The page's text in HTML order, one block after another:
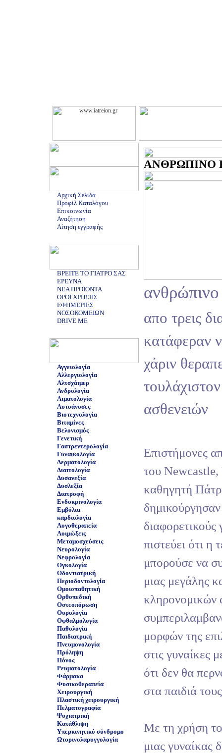
Αρχική Σελίδα
Προφίλ Καταλόγου
Επικοινωνία
Αναζήτηση
Αίτηση εγγραφής
ΒΡΕΙΤΕ ΤΟ ΓΙΑΤΡΟ ΣΑΣ
ΕΡΕΥΝΑ
ΝΕΑ ΠΡΟΪΟΝΤΑ
ΟΡΟΙ ΧΡΗΣΗΣ
ΕΦΗΜΕΡΙΕΣ
ΝΟΣΟΚΟΜΕΙΩΝ
DRIVE ME
Αγγειολογία
Αλλεργιολογία
Αλτσχάιμερ
Ανδρολογία
Αιματολογία
Αυτοάνοσες
Βιοτεχνολογία
Βιταμίνες
Βελονισμός
Γενετική
Γαστρεντερολογία
Γυναικολογία
Δερματολογία
Διαιτολογία
Δυσανεξία
Δυσλεξία
Διατροφή
Ενδοκρινολογία
Εμβόλια
καρδιολογία
Λογοθεραπεία
Λοιμώξεις
Μεταμοσχεύσεις
Νευρολογία
Νεφρολογία
Ογκολογία
Οδοντιατρική
Περιοδοντολογία
Ομοιοπαθητική
Ορθοπεδική
Οστεοπόρωση
Ουρολογία
Οφθαλμολογία
Παθολογία
Παιδιατρική
Πνευμονολογία
Πρόληψη
Πόνος
Ρευματολογία
Φάρμακα
Φυσικοθεραπεία
Χειρουργική
Πλαστική χειρουργική
Πελματογραφία
Ψυχιατρική
Κατάθλιψη
Υπερκινητικό σύνδρομο
Ωτορινολαρυγγολογία
ΑΝΘΡΩΠΙΝΟ
απο τρεις
κατάφεραν
χάριν
ασθενειών
Επιστήμονες
του Newcastle,
καθηγητή
πιστεύει ότι η
μπορούσε να
μιας μεγάλης
κληρονομικών
μορφών της
στις γυναίκες
ότι δεν θα
στα παιδιά
Με τη χρήση
μιας γυναίκας